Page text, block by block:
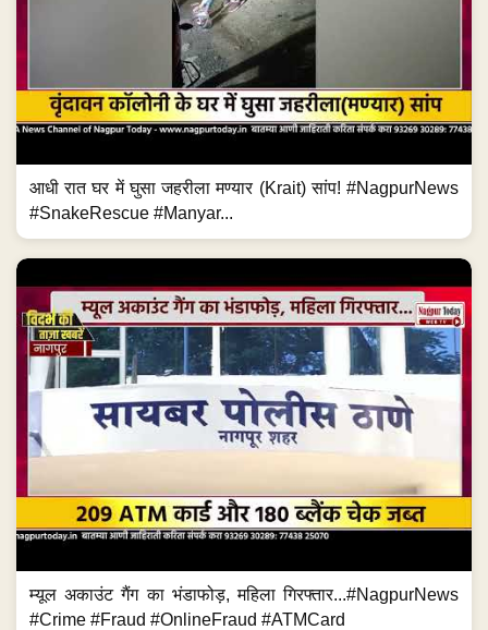
आधी रात घर में घुसा जहरीला मण्यार (Krait) सांप! #NagpurNews
#SnakeRescue #Manyar...
म्यूल अकाउंट गैंग का भंडाफोड़, महिला गिरफ्तार...#NagpurNews
#Crime #Fraud #OnlineFraud #ATMCard